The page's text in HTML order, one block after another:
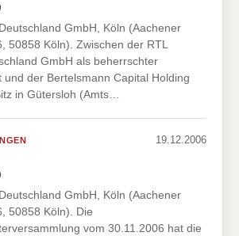
GmbH, Köln (Aachener
50858 Köln). Zwischen der RTL
GmbH als beherrschter
und der Bertelsmann Capital Holding
in Gütersloh (Amts…
19.12.2006
GmbH, Köln (Aachener
50858 Köln). Die
vom 30.11.2006 hat die